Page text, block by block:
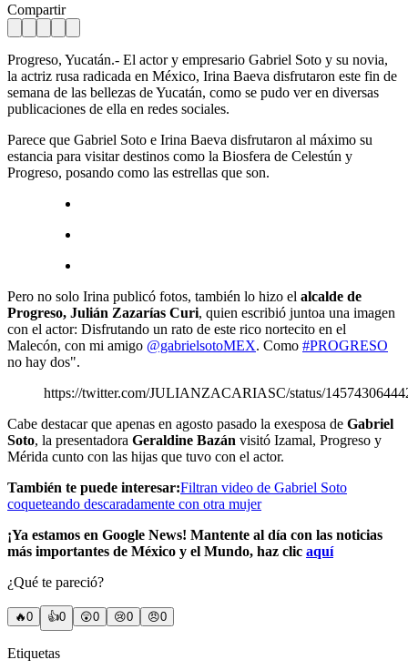
Compartir
Progreso, Yucatán.- El actor y empresario Gabriel Soto y su novia,
la actriz rusa radicada en México, Irina Baeva disfrutaron este fin de
semana de las bellezas de Yucatán, como se pudo ver en diversas
publicaciones de ella en redes sociales.
Parece que Gabriel Soto e Irina Baeva disfrutaron al máximo su
estancia para visitar destinos como la Biosfera de Celestún y
Progreso, posando como las estrellas que son.
Pero no solo Irina publicó fotos, también lo hizo el alcalde de
Progreso, Julián Zazarías Curi, quien escribió juntoa una imagen
con el actor: Disfrutando un rato de este rico nortecito en el
Malecón, con mi amigo @gabrielsotoMEX. Como #PROGRESO
no hay dos".
https://twitter.com/JULIANZACARIASC/status/
Cabe destacar que apenas en agosto pasado la exesposa de Gabriel
Soto, la presentadora Geraldine Bazán visitó Izamal, Progreso y
Mérida cunto con las hijas que tuvo con el actor.
También te puede interesar:Filtran video de Gabriel Soto
coqueteando descaradamente con otra mujer
¡Ya estamos en Google News! Mantente al día con las noticias
más importantes de México y el Mundo, haz clic aquí
¿Qué te pareció?
🔥0 👍0 😲0 😢0 😠0
Etiquetas